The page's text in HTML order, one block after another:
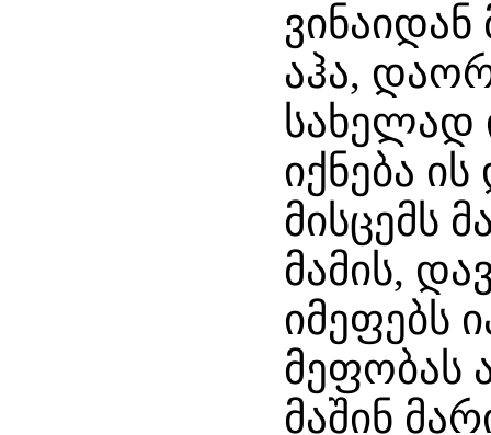
აჰა,
სახელად
იქნება
მისცემს
მამის,
იმეფებს
მეფობას
მაშინ